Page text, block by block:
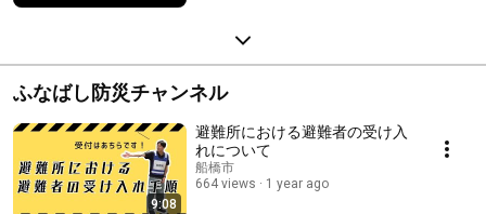
ふなばし防災チャンネル
9:08
避難所における避難者の受け入
れについて
船橋市
664 views
1 year ago